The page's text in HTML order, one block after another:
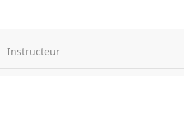
Instructeur